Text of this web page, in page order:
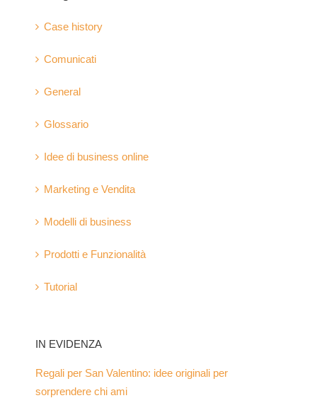
Case history
Comunicati
General
Glossario
Idee di business online
Marketing e Vendita
Modelli di business
Prodotti e Funzionalità
Tutorial
IN EVIDENZA
Regali per San Valentino: idee originali per
sorprendere chi ami